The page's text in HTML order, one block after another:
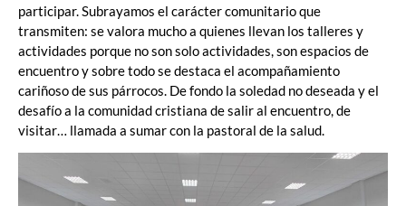
participar. Subrayamos el carácter comunitario que
transmiten: se valora mucho a quienes llevan los talleres y
actividades porque no son solo actividades, son espacios de
encuentro y sobre todo se destaca el acompañamiento
cariñoso de sus párrocos. De fondo la soledad no deseada y el
desafío a la comunidad cristiana de salir al encuentro, de
visitar… llamada a sumar con la pastoral de la salud.